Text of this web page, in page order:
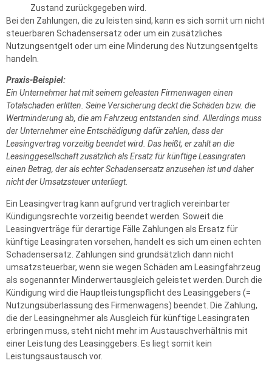
Zustand zurückgegeben wird.
Bei den Zahlungen, die zu leisten sind, kann es sich somit um nicht
steuerbaren Schadensersatz oder um ein zusätzliches
Nutzungsentgelt oder um eine Minderung des Nutzungsentgelts
handeln.
Praxis-Beispiel:
Ein Unternehmer hat mit seinem geleasten Firmenwagen einen
Totalschaden erlitten. Seine Versicherung deckt die Schäden bzw. die
Wertminderung ab, die am Fahrzeug entstanden sind. Allerdings muss
der Unternehmer eine Entschädigung dafür zahlen, dass der
Leasingvertrag vorzeitig beendet wird. Das heißt, er zahlt an die
Leasinggesellschaft zusätzlich als Ersatz für künftige Leasingraten
einen Betrag, der als echter Schadensersatz anzusehen ist und daher
nicht der Umsatzsteuer unterliegt.
Ein Leasingvertrag kann aufgrund vertraglich vereinbarter
Kündigungsrechte vorzeitig beendet werden. Soweit die
Leasingverträge für derartige Fälle Zahlungen als Ersatz für
künftige Leasingraten vorsehen, handelt es sich um einen echten
Schadensersatz. Zahlungen sind grundsätzlich dann nicht
umsatzsteuerbar, wenn sie wegen Schäden am Leasingfahrzeug
als sogenannter Minderwertausgleich geleistet werden. Durch die
Kündigung wird die Hauptleistungspflicht des Leasinggebers (=
Nutzungsüberlassung des Firmenwagens) beendet. Die Zahlung,
die der Leasingnehmer als Ausgleich für künftige Leasingraten
erbringen muss, steht nicht mehr im Austauschverhältnis mit
einer Leistung des Leasinggebers. Es liegt somit kein
Leistungsaustausch vor.